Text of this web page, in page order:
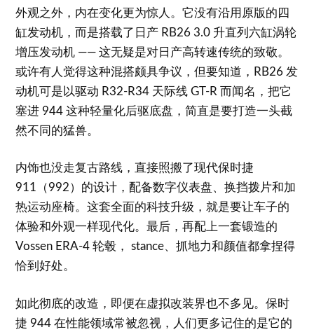
外观之外，内在变化更为惊人。它没有沿用原版的四
缸发动机，而是搭载了日产 RB26 3.0 升直列六缸涡轮
增压发动机 —— 这无疑是对日产高转速传统的致敬。
或许有人觉得这种混搭颇具争议，但要知道，RB26 发
动机可是以驱动 R32-R34 天际线 GT-R 而闻名，把它
塞进 944 这种轻量化后驱底盘，简直是要打造一头截
然不同的猛兽。
内饰也没走复古路线，直接照搬了现代保时捷
911（992）的设计，配备数字仪表盘、换挡拨片和加
热运动座椅。这套全面的科技升级，就是要让车子的
体验和外观一样现代化。最后，再配上一套锻造的
Vossen ERA-4 轮毂， stance、抓地力和颜值都拿捏得
恰到好处。
如此彻底的改造，即便在虚拟改装界也不多见。保时
捷 944 在性能领域常被忽视，人们更多记住的是它的